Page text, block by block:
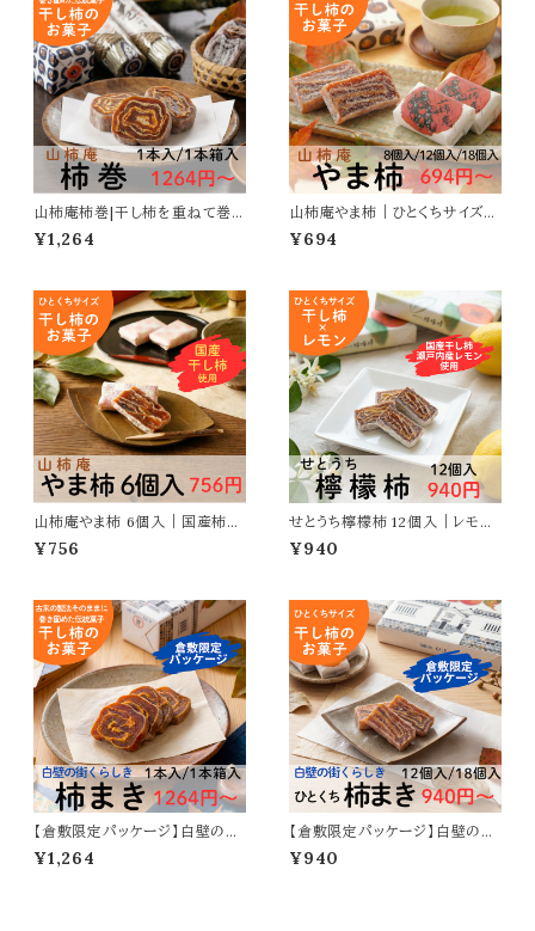
山柿庵柿巻|干し柿を重ねて巻
いた伝統菓子
¥1,264
山柿庵やま柿｜ひとくちサイズの
干し柿菓子
¥694
山柿庵やま柿 6個入｜国産柿使
用のひとくち柿菓子
¥756
せとうち檸檬柿 12個入｜レモン
風味の爽やかなお菓子
¥940
【倉敷限定パッケージ】白壁の街
くらしき 柿まき｜干し柿を重ね
て巻いた伝統菓子
¥1,264
【倉敷限定パッケージ】白壁の街
くらしき ひとくち柿まき｜ひとくち
サイズの干し柿菓子
¥940